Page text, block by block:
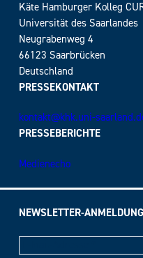
Käte Hamburger Kolleg
Universität des Saarlandes
Neugrabenweg 4
66123 Saarbrücken
Deutschland
PRESSEKONTAKT
kontakt@khk.uni-
PRESSEBERICHTE
Medienecho
NEWSLETTER-ANMELDUNG